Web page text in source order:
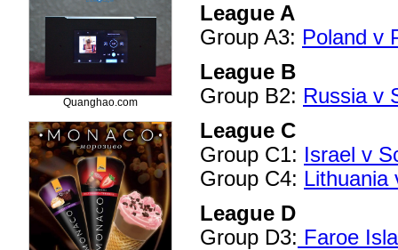
Quanghao.com
League A
Group A3: Poland v
League B
Group B2: Russia v
League C
Group C1: Israel v
Group C4: Lithuania
League D
Group D3: Faroe